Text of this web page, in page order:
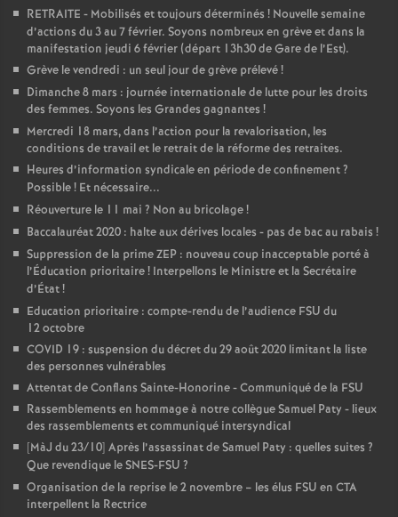
RETRAITE - Mobilisés et toujours déterminés ! Nouvelle semaine
d’actions du 3 au 7 février. Soyons nombreux en grève et dans la
manifestation jeudi 6 février (départ 13h30 de Gare de l’Est).
Grève le vendredi : un seul jour de grève prélevé!
Dimanche 8 mars : journée internationale de lutte pour les droits
des femmes. Soyons les Grandes gagnantes !
Mercredi 18 mars, dans l’action pour la revalorisation, les
conditions de travail et le retrait de la réforme des retraites.
Heures d’information syndicale en période de confinement?
Possible! Et nécessaire...
Réouverture le 11 mai ? Non au bricolage!
Baccalauréat 2020 : halte aux dérives locales - pas de bac au rabais !
Suppression de la prime ZEP : nouveau coup inacceptable porté à
l’Éducation prioritaire! Interpellons le Ministre et la Secrétaire
d’État!
Education prioritaire : compte-rendu de l’audience FSU du
12 octobre
COVID 19 : suspension du décret du 29 août 2020 limitant la liste
des personnes vulnérables
Attentat de Conflans Sainte-Honorine - Communiqué de la FSU
Rassemblements en hommage à notre collègue Samuel Paty - lieux
des rassemblements et communiqué intersyndical
[MàJ du 23/10] Après l’assassinat de Samuel Paty : quelles suites ?
Que revendique le SNES-FSU ?
Organisation de la reprise le 2 novembre – les élus FSU en CTA
interpellent la Rectrice